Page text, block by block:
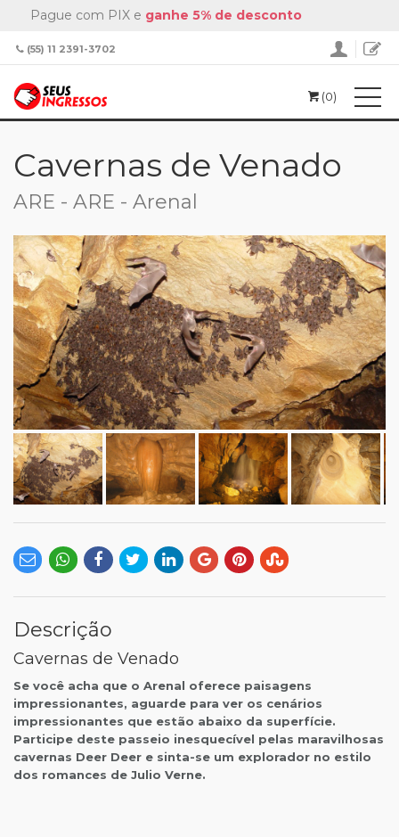
Pague com PIX e ganhe 5% de desconto
(55) 11 2391-3702
(0)
Home Cavernas de Venado
Cavernas de Venado
ARE - ARE - Arenal
Descrição
Cavernas de Venado
Se você acha que o Arenal oferece paisagens
impressionantes, aguarde para ver os cenários
impressionantes que estão abaixo da superfície.
Participe deste passeio inesquecível pelas maravilhosas
cavernas Deer Deer e sinta-se um explorador no estilo
dos romances de Julio Verne.